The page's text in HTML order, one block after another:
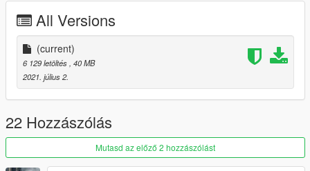
All Versions
(current)
6 129 letöltés , 40 MB
2021. július 2.
22 Hozzászólás
Mutasd az előző 2 hozzászólást